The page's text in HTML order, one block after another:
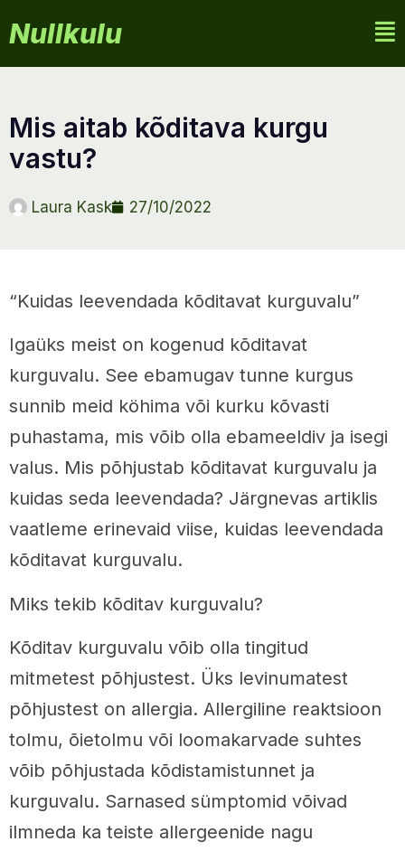
Nullkulu
mis aitab kõditava kurgu
vastu?
Laura Kask 27/10/2022
“Kuidas leevendada kõditavat kurguvalu”
Igaüks meist on kogenud kõditavat
kurguvalu. See ebamugav tunne kurgus
sunnib meid köhima või kurku kõvasti
puhastama, mis võib olla ebameeldiv ja isegi
valus. Mis põhjustab kõditavat kurguvalu ja
kuidas seda leevendada? Järgnevas artiklis
vaatleme erinevaid viise, kuidas leevendada
kõditavat kurguvalu.
Miks tekib kõditav kurguvalu?
Kõditav kurguvalu võib olla tingitud
mitmetest põhjustest. Üks levinumatest
põhjustest on allergia. Allergiline reaktsioon
tolmu, õietolmu või loomakarvade suhtes
võib põhjustada kõdistamistunnet ja
kurguvalu. Sarnased sümptomid võivad
ilmneda ka teiste allergeenide nagu